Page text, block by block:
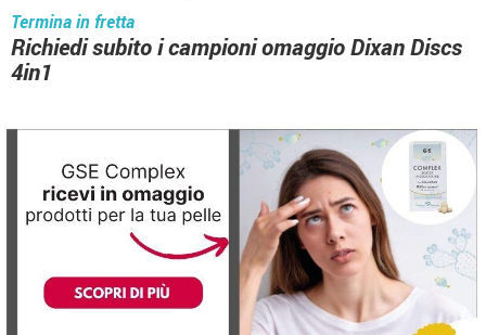
Termina in fretta
Richiedi subito i campioni omaggio Dixan Discs
4in1